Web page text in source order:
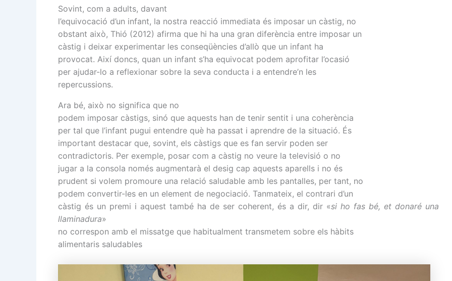
Sovint, com a adults, davant
l’equivocació d’un infant, la nostra reacció immediata és imposar un càstig, no
obstant això, Thió (2012) afirma que hi ha una gran diferència entre imposar un
càstig i deixar experimentar les conseqüències d’allò que un infant ha
provocat. Així doncs, quan un infant s’ha equivocat podem aprofitar l’ocasió
per ajudar-lo a reflexionar sobre la seva conducta i a entendre’n les
repercussions.
Ara bé, això no significa que no
podem imposar càstigs, sinó que aquests han de tenir sentit i una coherència
per tal que l’infant pugui entendre què ha passat i aprendre de la situació. És
important destacar que, sovint, els càstigs que es fan servir poden ser
contradictoris. Per exemple, posar com a càstig no veure la televisió o no
jugar a la consola només augmentarà el desig cap aquests aparells i no és
prudent si volem promoure una relació saludable amb les pantalles, per tant, no
podem convertir-les en un element de negociació. Tanmateix, el contrari d’un
càstig és un premi i aquest també ha de ser coherent, és a dir, dir «si ho fas bé, et donaré una
llaminadura»
no correspon amb el missatge que habitualment transmetem sobre els hàbits
alimentaris saludables